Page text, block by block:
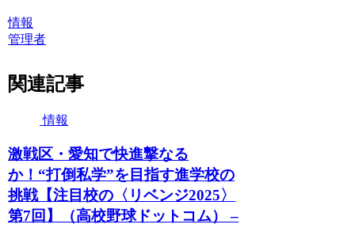
情報
管理者
関連記事
情報
激戦区・愛知で快進撃なる
か！“打倒私学”を目指す進学校の
挑戦【注目校の〈リベンジ2025〉
第7回】（高校野球ドットコム） –